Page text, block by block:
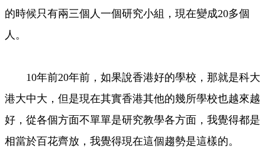
的時候只有兩三個人一個研究小組，現在變成20多個
人。
10年前20年前，如果說香港好的學校，那就是科大
港大中大，但是現在其實香港其他的幾所學校也越來越
好，從各個方面不單單是研究教學各方面，我覺得都是
相當於百花齊放，我覺得現在這個趨勢是這樣的。